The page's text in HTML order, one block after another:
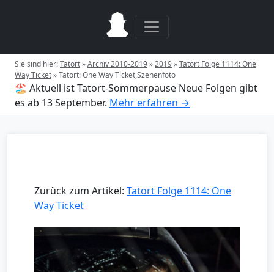
Sie sind hier:Tatort»Archiv 2010-2019»2019»Tatort Folge 1114: One
Way Ticket»Tatort: One Way Ticket,Szenenfoto
🏖️ Aktuell ist Tatort-Sommerpause Neue Folgen gibt
es ab 13 September. Mehr erfahren →
Zurück zum Artikel: Tatort Folge 1114: One
Way Ticket